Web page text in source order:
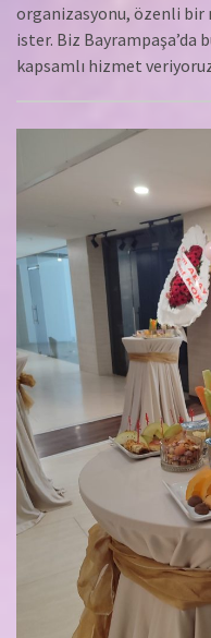
organizasyonu, özenli bir
ister. Biz Bayrampaşa’da
kapsamlı hizmet